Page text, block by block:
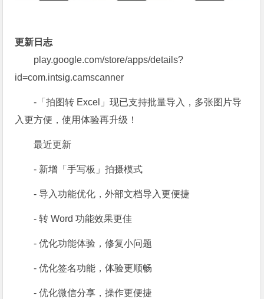
更新日志
play.google.com/store/apps/details?
id=com.intsig.camscanner
-「拍图转 Excel」现已支持批量导入，多张图片导
入更方便，使用体验再升级！
最近更新
- 新增「手写板」拍摄模式
- 导入功能优化，外部文档导入更便捷
- 转 Word 功能效果更佳
- 优化功能体验，修复小问题
- 优化签名功能，体验更顺畅
- 优化微信分享，操作更便捷